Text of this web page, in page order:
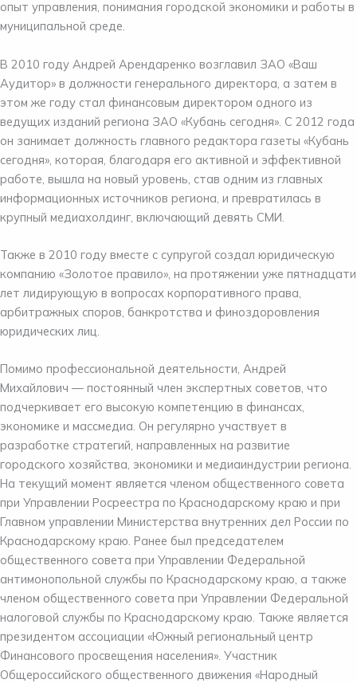
опыт управления, понимания городской экономики и работы в
муниципальной среде.
В 2010 году Андрей Арендаренко возглавил ЗАО «Ваш
Аудитор» в должности генерального директора, а затем в
этом же году стал финансовым директором одного из
ведущих изданий региона ЗАО «Кубань сегодня». С 2012 года
он занимает должность главного редактора газеты «Кубань
сегодня», которая, благодаря его активной и эффективной
работе, вышла на новый уровень, став одним из главных
информационных источников региона, и превратилась в
крупный медиахолдинг, включающий девять СМИ.
Также в 2010 году вместе с супругой создал юридическую
компанию «Золотое правило», на протяжении уже пятнадцати
лет лидирующую в вопросах корпоративного права,
арбитражных споров, банкротства и финоздоровления
юридических лиц.
Помимо профессиональной деятельности, Андрей
Михайлович — постоянный член экспертных советов, что
подчеркивает его высокую компетенцию в финансах,
экономике и массмедиа. Он регулярно участвует в
разработке стратегий, направленных на развитие
городского хозяйства, экономики и медиаиндустрии региона.
На текущий момент является членом общественного совета
при Управлении Росреестра по Краснодарскому краю и при
Главном управлении Министерства внутренних дел России по
Краснодарскому краю. Ранее был председателем
общественного совета при Управлении Федеральной
антимонопольной службы по Краснодарскому краю, а также
членом общественного совета при Управлении Федеральной
налоговой службы по Краснодарскому краю. Также является
президентом ассоциации «Южный региональный центр
Финансового просвещения населения». Участник
Общероссийского общественного движения «Народный